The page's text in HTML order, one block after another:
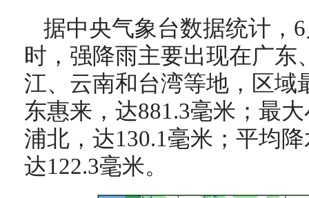
据中央气象台数据统计，
时，强降雨主要出现在广东
江、云南和台湾等地，区域
东惠来，达881.3毫米；最
浦北，达130.1毫米；平均
达122.3毫米。